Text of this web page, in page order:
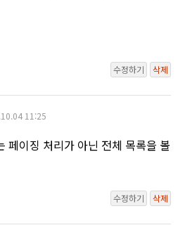
수정하기 삭제
11:25
페이징 처리가 아닌 전체 목록을 볼
수정하기 삭제